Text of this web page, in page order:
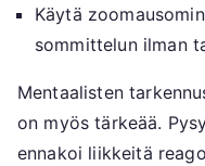
Käytä
sommittelun ilman
Mentaalisten
on myös tärkeää.
ennakoi liikkeitä